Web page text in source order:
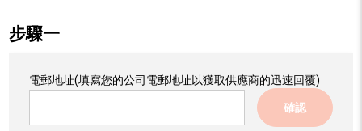
步驟一
電郵地址(填寫您的公司電郵地址以獲取供應商的迅速回覆)
確認